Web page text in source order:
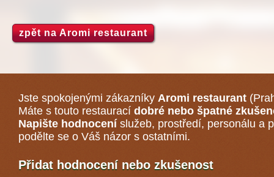
zpět na Aromi restaurant
Jste spokojenými zákazníky Aromi restaurant
Máte s touto restaurací dobré nebo špatné
Napište hodnocení služeb, prostředí, personálu a
podělte se o Váš názor s ostatními.
Přidat hodnocení nebo zkušenost